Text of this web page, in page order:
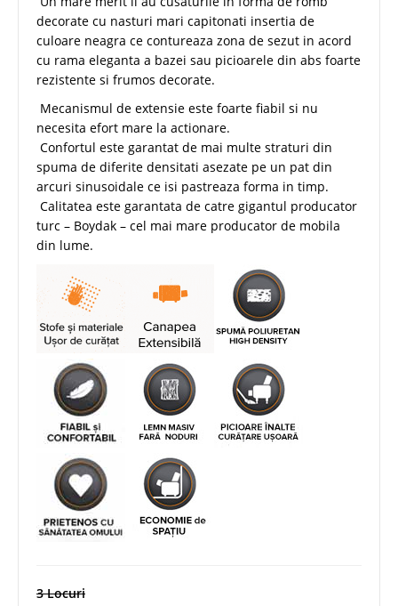
decorate cu nasturi mari capitonati insertia de
culoare neagra ce contureaza zona de sezut in acord
cu rama eleganta a bazei sau picioarele din abs foarte
rezistente si frumos decorate.
Mecanismul de extensie este foarte fiabil si nu
necesita efort mare la actionare.
Confortul este garantat de mai multe straturi din
spuma de diferite densitati asezate pe un pat din
arcuri sinusoidale ce isi pastreaza forma in timp.
Calitatea este garantata de catre gigantul producator
turc – Boydak – cel mai mare producator de mobila
din lume.
3 Locuri